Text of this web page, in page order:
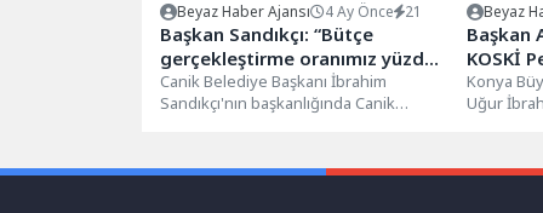
Beyaz Haber Ajansı 4 Ay Önce 21
Başkan Sandıkçı: “Bütçe
gerçekleştirme oranımız yüzde
96”
Canik Belediye Başkanı İbrahim
Sandıkçı'nın başkanlığında Canik
Beyaz
Başkan
KOSKİ
Konya
Uğur